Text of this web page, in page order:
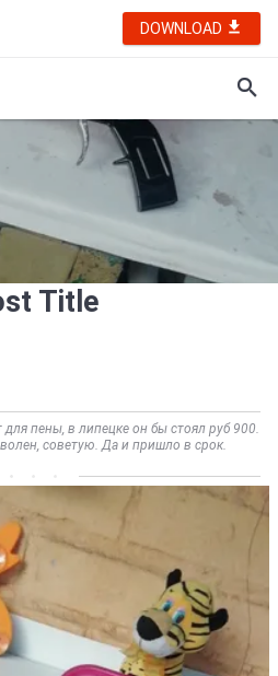
DOWNLOAD
Title
пены, в липецке он бы стоял руб 900.
советую. Да и пришло в срок.